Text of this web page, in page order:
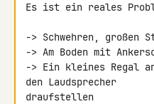
Es ist ein reales
-> Schwehren, großen
-> Am Boden mit
-> Ein kleines Regal
den Laudsprecher
draufstellen